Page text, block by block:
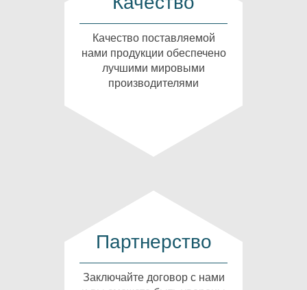
Качество поставляемой
нами продукции обеспечено
лучшими мировыми
производителями
Партнерство
Заключайте договор с нами